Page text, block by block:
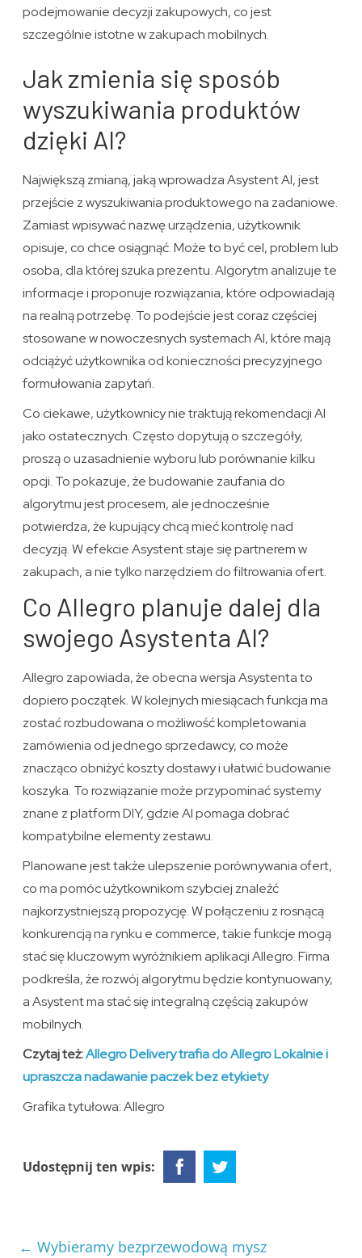
podejmowanie decyzji zakupowych, co jest
szczególnie istotne w zakupach mobilnych.
Jak zmienia się sposób
wyszukiwania produktów
dzięki AI?
Największą zmianą, jaką wprowadza Asystent AI, jest
przejście z wyszukiwania produktowego na zadaniowe.
Zamiast wpisywać nazwę urządzenia, użytkownik
opisuje, co chce osiągnąć. Może to być cel, problem lub
osoba, dla której szuka prezentu. Algorytm analizuje te
informacje i proponuje rozwiązania, które odpowiadają
na realną potrzebę. To podejście jest coraz częściej
stosowane w nowoczesnych systemach AI, które mają
odciążyć użytkownika od konieczności precyzyjnego
formułowania zapytań.
Co ciekawe, użytkownicy nie traktują rekomendacji AI
jako ostatecznych. Często dopytują o szczegóły,
proszą o uzasadnienie wyboru lub porównanie kilku
opcji. To pokazuje, że budowanie zaufania do
algorytmu jest procesem, ale jednocześnie
potwierdza, że kupujący chcą mieć kontrolę nad
decyzją. W efekcie Asystent staje się partnerem w
zakupach, a nie tylko narzędziem do filtrowania ofert.
Co Allegro planuje dalej dla
swojego Asystenta AI?
Allegro zapowiada, że obecna wersja Asystenta to
dopiero początek. W kolejnych miesiącach funkcja ma
zostać rozbudowana o możliwość kompletowania
zamówienia od jednego sprzedawcy, co może
znacząco obniżyć koszty dostawy i ułatwić budowanie
koszyka. To rozwiązanie może przypominać systemy
znane z platform DIY, gdzie AI pomaga dobrać
kompatybilne elementy zestawu.
Planowane jest także ulepszenie porównywania ofert,
co ma pomóc użytkownikom szybciej znaleźć
najkorzystniejszą propozycję. W połączeniu z rosnącą
konkurencją na rynku e commerce, takie funkcje mogą
stać się kluczowym wyróżnikiem aplikacji Allegro. Firma
podkreśla, że rozwój algorytmu będzie kontynuowany,
a Asystent ma stać się integralną częścią zakupów
mobilnych.
Czytaj też:Allegro Delivery trafia do Allegro Lokalnie i
upraszcza nadawanie paczek bez etykiety
Grafika tytułowa: Allegro
Udostępnij ten wpis:
← Wybieramy bezprzewodową mysz